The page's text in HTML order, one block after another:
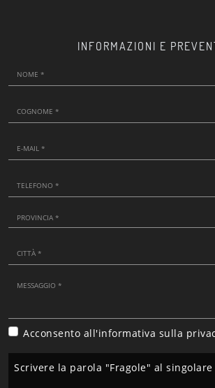
INFORMAZIONI E
Acconsento all'informativa sulla
Scrivere la parola "Fragole" al singolare